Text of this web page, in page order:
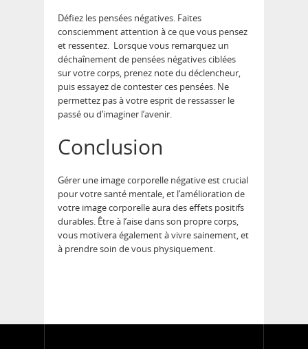
Défiez les pensées négatives. Faites
consciemment attention à ce que vous pensez
et ressentez. Lorsque vous remarquez un
déchaînement de pensées négatives ciblées
sur votre corps, prenez note du déclencheur,
puis essayez de contester ces pensées. Ne
permettez pas à votre esprit de ressasser le
passé ou d’imaginer l’avenir.
Conclusion
Gérer une image corporelle négative est crucial
pour votre santé mentale, et l’amélioration de
votre image corporelle aura des effets positifs
durables. Être à l’aise dans son propre corps,
vous motivera également à vivre sainement, et
à prendre soin de vous physiquement.